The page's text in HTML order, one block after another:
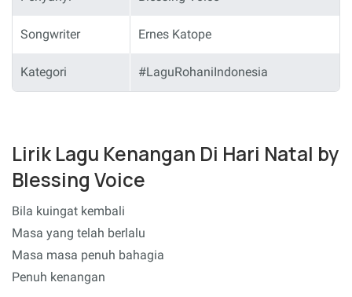
Songwriter Ernes Katope
Kategori #LaguRohaniIndonesia
Lirik Lagu Kenangan Di Hari Natal by
Blessing Voice
Bila kuingat kembali
Masa yang telah berlalu
Masa masa penuh bahagia
Penuh kenangan